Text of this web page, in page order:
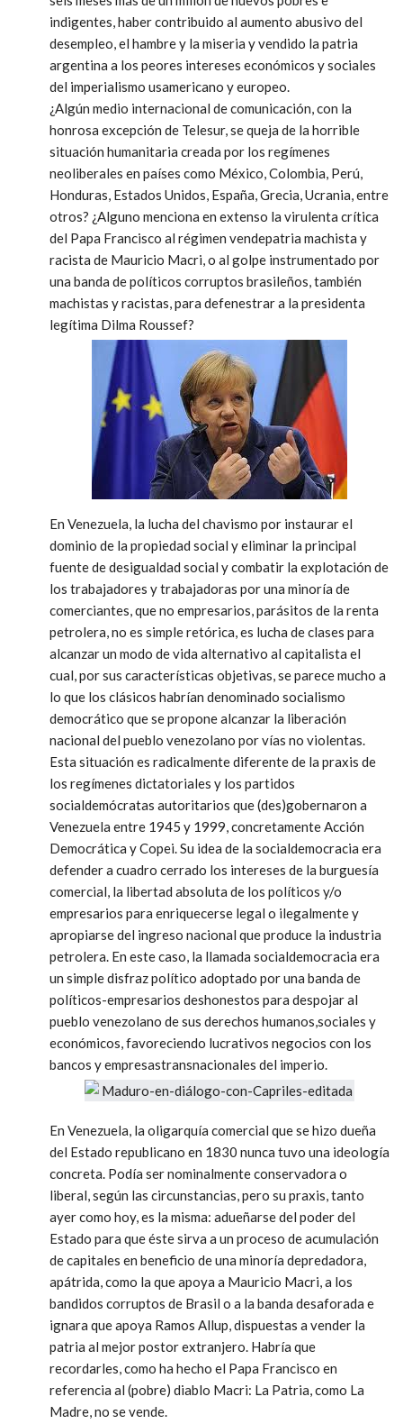
indigentes, haber contribuido al aumento abusivo del
desempleo, el hambre y la miseria y vendido la patria
argentina a los peores intereses económicos y sociales
del imperialismo usamericano y europeo.
¿Algún medio internacional de comunicación, con la
honrosa excepción de Telesur, se queja de la horrible
situación humanitaria creada por los regímenes
neoliberales en países como México, Colombia, Perú,
Honduras, Estados Unidos, España, Grecia, Ucrania, entre
otros? ¿Alguno menciona en extenso la virulenta crítica
del Papa Francisco al régimen vendepatria machista y
racista de Mauricio Macri, o al golpe instrumentado por
una banda de políticos corruptos brasileños, también
machistas y racistas, para defenestrar a la presidenta
legítima Dilma Roussef?
En Venezuela, la lucha del chavismo por instaurar el
dominio de la propiedad social y eliminar la principal
fuente de desigualdad social y combatir la explotación de
los trabajadores y trabajadoras por una minoría de
comerciantes, que no empresarios, parásitos de la renta
petrolera, no es simple retórica, es lucha de clases para
alcanzar un modo de vida alternativo al capitalista el
cual, por sus características objetivas, se parece mucho a
lo que los clásicos habrían denominado socialismo
democrático que se propone alcanzar la liberación
nacional del pueblo venezolano por vías no violentas.
Esta situación es radicalmente diferente de la praxis de
los regímenes dictatoriales y los partidos
socialdemócratas autoritarios que (des)gobernaron a
Venezuela entre 1945 y 1999, concretamente Acción
Democrática y Copei. Su idea de la socialdemocracia era
defender a cuadro cerrado los intereses de la burguesía
comercial, la libertad absoluta de los políticos y/o
empresarios para enriquecerse legal o ilegalmente y
apropiarse del ingreso nacional que produce la industria
petrolera. En este caso, la llamada socialdemocracia era
un simple disfraz político adoptado por una banda de
políticos-empresarios deshonestos para despojar al
pueblo venezolano de sus derechos humanos,sociales y
económicos, favoreciendo lucrativos negocios con los
bancos y empresastransnacionales del imperio.
En Venezuela, la oligarquía comercial que se hizo dueña
del Estado republicano en 1830 nunca tuvo una ideología
concreta. Podía ser nominalmente conservadora o
liberal, según las circunstancias, pero su praxis, tanto
ayer como hoy, es la misma: adueñarse del poder del
Estado para que éste sirva a un proceso de acumulación
de capitales en beneficio de una minoría depredadora,
apátrida, como la que apoya a Mauricio Macri, a los
bandidos corruptos de Brasil o a la banda desaforada e
ignara que apoya Ramos Allup, dispuestas a vender la
patria al mejor postor extranjero. Habría que
recordarles, como ha hecho el Papa Francisco en
referencia al (pobre) diablo Macri: La Patria, como La
Madre, no se vende.